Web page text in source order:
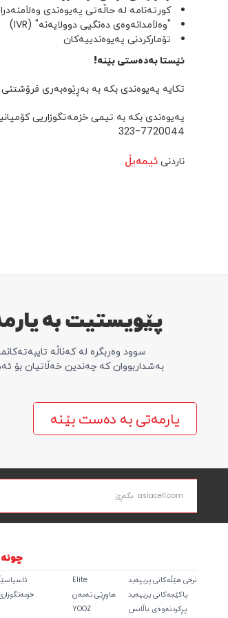
کورتەنامە لە حاڵەتی پەیوەندی
"وەلاَمدانەوەی دەنگیی دوولایەنە" (IVR)
تۆمارکردنی پەیوەندییەکان
ئێستا بەدەستی بێنە!
تکایە پەیوەندی بکە بە بەڕێوەبەری
7720044-323
ناردنی ئیمەیڵ
پێویستیت بە
سوود وەربگرە لە کەناڵە
بەشداربووان کە چەندین خەڵاتیان بۆ
یارمەتی بە دەست بێنە
چونە‌‌‌‌‌‌
نرخی هێڵەکانی پریپەید
پاکێجەکانی پریپەید
پڕکردنەوەی باڵانس
Elite
هاوڕێی تەمەن
YOOZ